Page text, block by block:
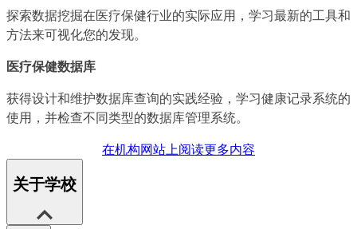
探索数据挖掘在医疗保健行业的实际应用，学习最新的工具和
方法来可视化您的发现。
医疗保健数据库
获得设计和维护数据库查询的实践经验，学习健康记录系统的
使用，并检查不同类型的数据库管理系统。
在机构网站上阅读更多内容
关于学校